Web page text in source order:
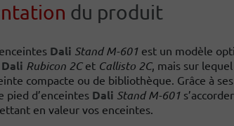
du produit
Dali Stand M-601est un modèle
Dali Rubicon 2Cet Callisto 2C, mais sur
compacte ou de bibliothèque. Grâce à
pied d’enceintes Dali Stand M-601
en valeur vos enceintes.